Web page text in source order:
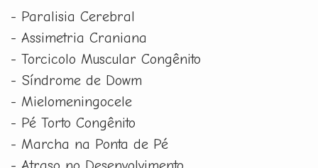
- Paralisia Cerebral
- Assimetria Craniana
- Torcicolo Muscular Congênito
- Síndrome de Dowm
- Mielomeningocele
- Pé Torto Congênito
- Marcha na Ponta de Pé